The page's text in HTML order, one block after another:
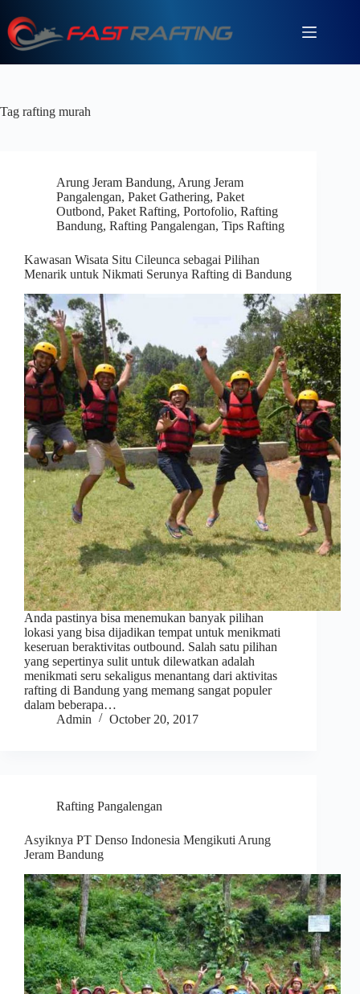
Tag rafting murah
Arung Jeram Bandung, Arung Jeram
Pangalengan, Paket Gathering, Paket
Outbond, Paket Rafting, Portofolio, Rafting
Bandung, Rafting Pangalengan, Tips Rafting
Kawasan Wisata Situ Cileunca sebagai Pilihan
Menarik untuk Nikmati Serunya Rafting di Bandung
Anda pastinya bisa menemukan banyak pilihan
lokasi yang bisa dijadikan tempat untuk menikmati
keseruan beraktivitas outbound. Salah satu pilihan
yang sepertinya sulit untuk dilewatkan adalah
menikmati seru sekaligus menantang dari aktivitas
rafting di Bandung yang memang sangat populer
dalam beberapa…
Admin
October 20, 2017
Rafting Pangalengan
Asyiknya PT Denso Indonesia Mengikuti Arung
Jeram Bandung